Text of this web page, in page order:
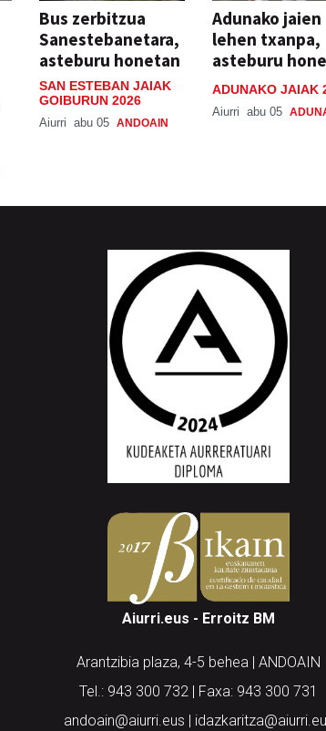
Bus zerbitzua
Sanestebanetara,
asteburu honetan
SAN ESTEBAN JAIAK
GOIBURUN 2026
Aiurri abu 05 ANDOAIN
Adunako jaien
lehen txanpa,
asteburu
ADUNAKO JAIAK
Aiurri abu 05
Aiurri.eus - Erroitz BM
Arantzibia plaza, 4-5 behea | ANDOAIN
Tel.: 943 300 732 | Faxa: 943 300 731
andoain@aiurri.eus |